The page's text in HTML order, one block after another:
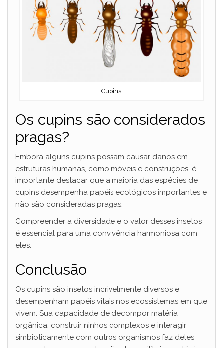
Cupins
Os cupins são considerados
pragas?
Embora alguns cupins possam causar danos em
estruturas humanas, como móveis e construções, é
importante destacar que a maioria das espécies de
cupins desempenha papéis ecológicos importantes e
não são consideradas pragas.
Compreender a diversidade e o valor desses insetos
é essencial para uma convivência harmoniosa com
eles.
Conclusão
Os cupins são insetos incrivelmente diversos e
desempenham papéis vitais nos ecossistemas em que
vivem. Sua capacidade de decompor matéria
orgânica, construir ninhos complexos e interagir
simbioticamente com outros organismos faz deles